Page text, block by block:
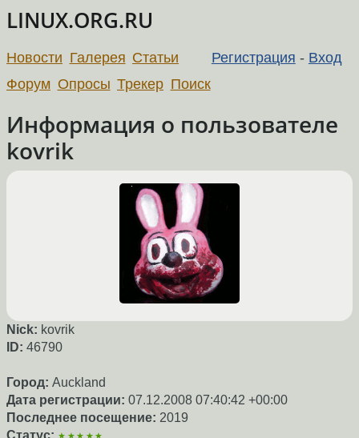
LINUX.ORG.RU
Регистрация - Вход
Новости Галерея Статьи
Форум Опросы Трекер Поиск
Информация о пользователе
kovrik
Nick: kovrik
ID: 46790
Город: Auckland
Дата регистрации: 07.12.2008 07:40:42 +00:00
Последнее посещение: 2019
Статус: ★★★★★